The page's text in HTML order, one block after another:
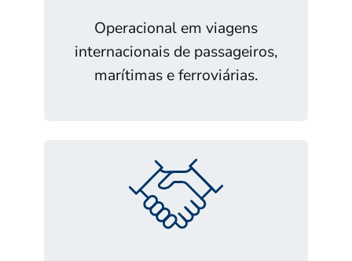
Operacional em viagens
internacionais de passageiros,
marítimas e ferroviárias.